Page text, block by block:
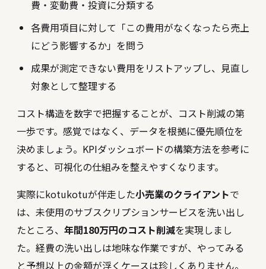
費・変動費・投資に分類する
各費用項目に対して「この費用がなくなったら売上
にどう影響するか」を問う
成果が測定できない費用をリストアップし、見直し
対象として整理する
コスト構造を数字で把握することが、コスト削減の第
一歩です。感覚ではなく、データを根拠に優先順位を
決めましょう。 KPIダッシュボードの構築方法を参考に
すると、可視化の仕組みを整えやすくなります。
実際にkotukotuが伴走した小売業のクライアントで
は、未使用のサブスクリプションサービスを洗い出し
たところ、 年間180万円のコスト削減を実現しまし
た。経費の洗い出しは地味な作業ですが、やってみる
と予想以上の金額が浮くケースは珍しくありません。